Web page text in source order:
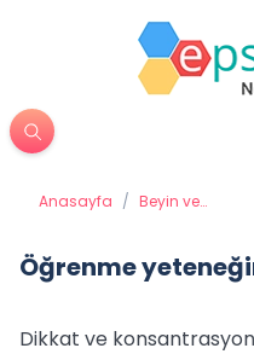
Anasayfa / Beyin ve
Öğrenme
Dikkat ve